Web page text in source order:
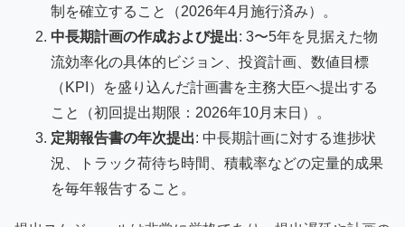
制を確立すること（2026年4月施行済み）。
中長期計画の作成および提出: 3〜5年を見据えた物
流効率化の具体的ビジョン、投資計画、数値目標
（KPI）を盛り込んだ計画書を主務大臣へ提出する
こと（初回提出期限：2026年10月末日）。
定期報告書の年次提出: 中長期計画に対する進捗状
況、トラック荷待ち時間、積載率などの定量的成果
を毎年報告すること。